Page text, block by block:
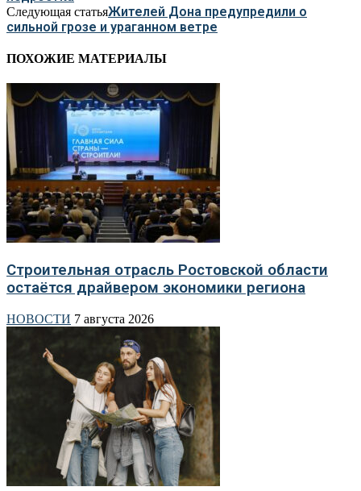
Следующая статьяЖителей Дона предупредили о
сильной грозе и ураганном ветре
ПОХОЖИЕ МАТЕРИАЛЫ
Строительная отрасль Ростовской области
остаётся драйвером экономики региона
НОВОСТИ 7 августа 2026